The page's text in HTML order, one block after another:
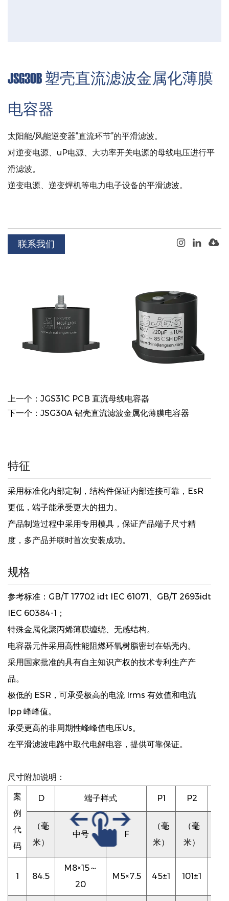
JSG30B 塑壳直流滤波金属化薄膜
电容器
太阳能/风能逆变器“直流环节”的平滑滤波。
对逆变电源、uP电源、大功率开关电源的母线电压进行平
滑滤波。
逆变电源、逆变焊机等电力电子设备的平滑滤波。
联系我们
上一个：JGS31C PCB 直流母线电容器
下一个：JSG30A 铝壳直流滤波金属化薄膜电容器
特征
采用标准化内部定制，结构件保证内部连接可靠，EsR
更低，端子能承受更大的扭力。
产品制造过程中采用专用模具，保证产品端子尺寸精
度，多产品并联时首次安装成功。
规格
参考标准：GB/T 17702 idt IEC 61071、GB/T 2693idt
IEC 60384-1；
特殊金属化聚丙烯薄膜缠绕、无感结构。
电容器元件采用高性能阻燃环氧树脂密封在铝壳内。
采用国家批准的具有自主知识产权的技术专利生产产
品。
极低的 ESR，可承受极高的电流 Irms 有效值和电流
lpp 峰峰值。
承受更高的非周期性峰峰值电压Us。
在平滑滤波电路中取代电解电容，提供可靠保证。
尺寸附加说明：
案
例
代
码
D 端子样式 P1 P2
（毫
米）
中号 F
（毫
米）
（毫
米）
1 84.5
M8×15～
20
M5×7.5 45±1 101±1